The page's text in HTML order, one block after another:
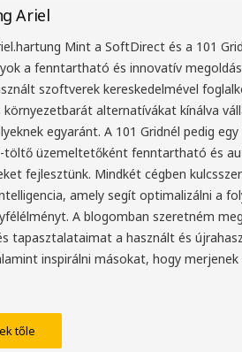
Ariel
Mint a SoftDirect és a 101
a fenntartható és innovatív
szoftverek kereskedelmével
alternatívákat kínálva
egyaránt. A 101 Gridnél pedig
töltő üzemeltetőként fenntartható és
fejlesztünk. Mindkét cégben
amely segít optimalizálni a
A blogomban szeretném
tapasztalataimat a használt és
inspirálni másokat, hogy merjenek
tőle